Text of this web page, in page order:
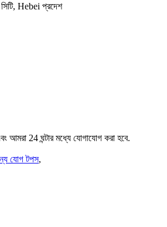
Hebei প্রদেশ
আমরা 24 ঘন্টার মধ্যে যোগাযোগ করা হবে.
যোগ টপস,